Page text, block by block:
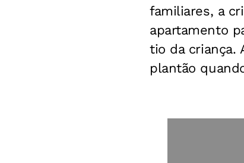
familiares, a
apartamento
tio da criança.
plantão